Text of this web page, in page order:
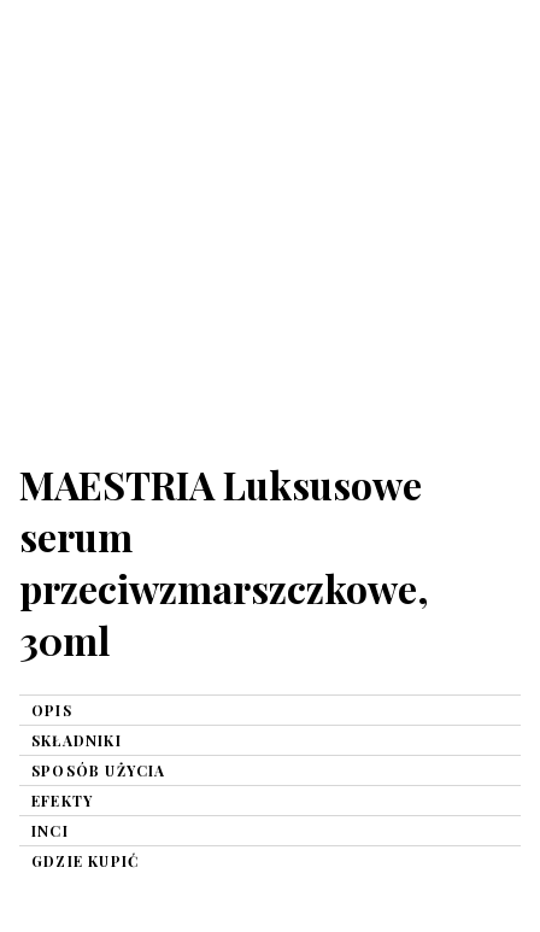
MAESTRIA Luksusowe
serum
przeciwzmarszczkowe,
30ml
OPIS
SKŁADNIKI
SPOSÓB UŻYCIA
EFEKTY
INCI
GDZIE KUPIĆ